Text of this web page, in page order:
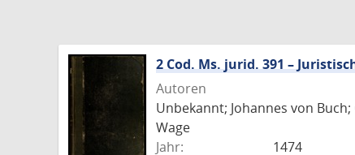
2 Cod. Ms. jurid. 391 –
Autoren
Unbekannt; Johannes von
Wage
Jahr:
1474